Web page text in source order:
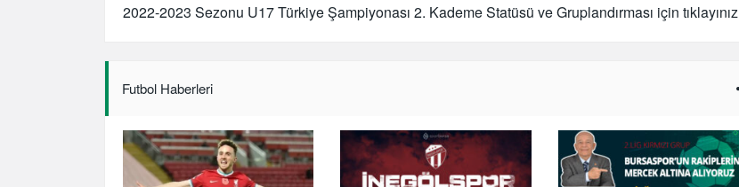
2022-2023 Sezonu U17 Türkiye Şampiyonası 2. Kademe Statüsü ve Gruplandırması için tıklayınız
Futbol Haberleri